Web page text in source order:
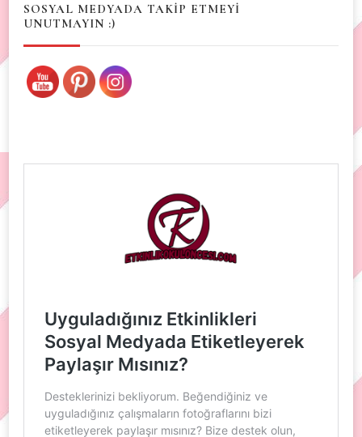
SOSYAL MEDYADA TAKİP ETMEYİ
UNUTMAYIN :)